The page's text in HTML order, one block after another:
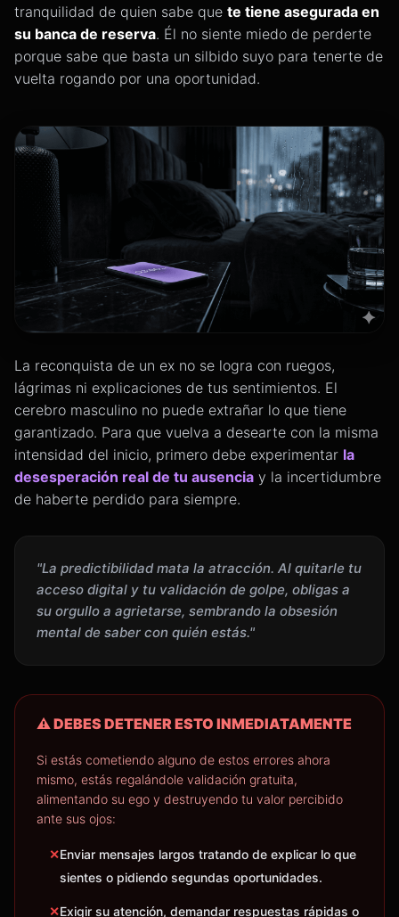
tranquilidad de quien sabe que te tiene asegurada en
su banca de reserva. Él no siente miedo de perderte
porque sabe que basta un silbido suyo para tenerte de
vuelta rogando por una oportunidad.
La reconquista de un ex no se logra con ruegos,
lágrimas ni explicaciones de tus sentimientos. El
cerebro masculino no puede extrañar lo que tiene
garantizado. Para que vuelva a desearte con la misma
intensidad del inicio, primero debe experimentar la
desesperación real de tu ausencia y la incertidumbre
de haberte perdido para siempre.
"La predictibilidad mata la atracción. Al quitarle tu
acceso digital y tu validación de golpe, obligas a
su orgullo a agrietarse, sembrando la obsesión
mental de saber con quién estás."
⚠️ DEBES DETENER ESTO INMEDIATAMENTE
Si estás cometiendo alguno de estos errores ahora
mismo, estás regalándole validación gratuita,
alimentando su ego y destruyendo tu valor percibido
ante sus ojos:
✕Enviar mensajes largos tratando de explicar lo que
sientes o pidiendo segundas oportunidades.
✕Exigir su atención, demandar respuestas rápidas o